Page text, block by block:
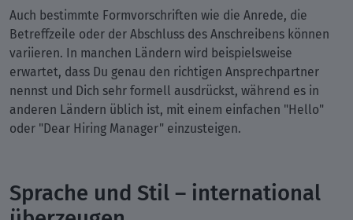
Auch bestimmte Formvorschriften wie die Anrede, die
Betreffzeile oder der Abschluss des Anschreibens können
variieren. In manchen Ländern wird beispielsweise
erwartet, dass Du genau den richtigen Ansprechpartner
nennst und Dich sehr formell ausdrückst, während es in
anderen Ländern üblich ist, mit einem einfachen "Hello"
oder "Dear Hiring Manager" einzusteigen.
Sprache und Stil – international